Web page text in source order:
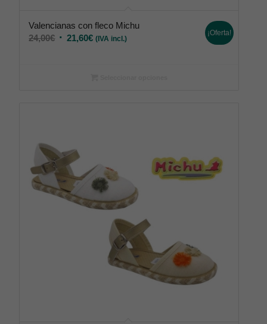
Valencianas con fleco Michu
24,00€ 21,60€ (IVA incl.)
¡Oferta!